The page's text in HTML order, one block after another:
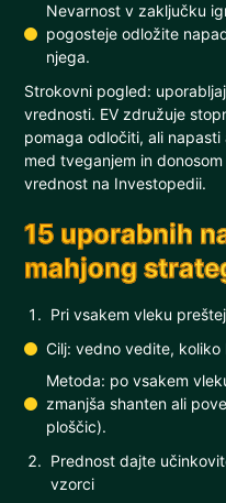
Nevarnost v zaključku
pogosteje odložite
njega.
Strokovni pogled:
vrednosti. EV združuje
pomaga odločiti, ali
med tveganjem in
vrednost na Investopedii.
15 uporabnih
mahjong
Pri vsakem vleku
Cilj: vedno vedite,
Metoda: po vsakem
zmanjša shanten ali
ploščic).
Prednost dajte
vzorci